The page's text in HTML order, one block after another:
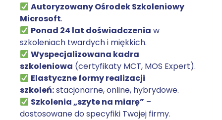
Autoryzowany Ośrodek Szkoleniowy
Microsoft.
Ponad 24 lat doświadczenia w
szkoleniach twardych i miękkich.
Wyspecjalizowana kadra
szkoleniowa (certyfikaty MCT, MOS Expert).
Elastyczne formy realizacji
szkoleń:stacjonarne, online, hybrydowe.
Szkolenia „szyte na miarę” –
dostosowane do specyfiki Twojej firmy.